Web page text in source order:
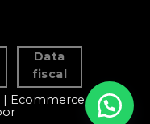
Data
fiscal
| Ecommerce